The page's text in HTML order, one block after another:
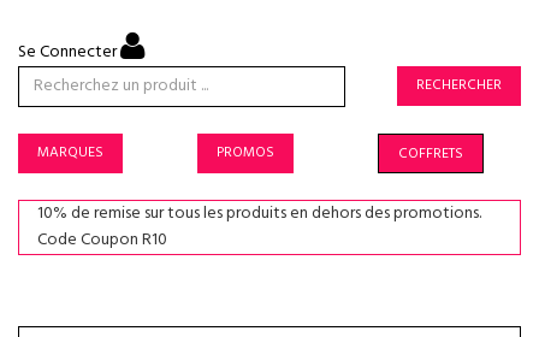
Se Connecter
RECHERCHER
MARQUES PROMOS COFFRETS
10% de remise sur tous les produits en dehors des promotions.
Code Coupon R10